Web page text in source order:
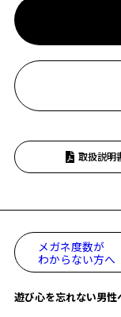
取扱説明
メガネ度数が
わからない方へ
遊び心を忘れない男